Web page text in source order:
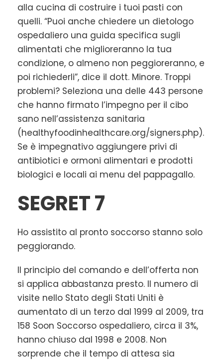
alla cucina di costruire i tuoi pasti con
quelli. “Puoi anche chiedere un dietologo
ospedaliero una guida specifica sugli
alimentati che miglioreranno la tua
condizione, o almeno non peggioreranno, e
poi richiederli”, dice il dott. Minore. Troppi
problemi? Seleziona una delle 443 persone
che hanno firmato l’impegno per il cibo
sano nell’assistenza sanitaria
(healthyfoodinhealthcare.org/signers.php).
Se è impegnativo aggiungere privi di
antibiotici e ormoni alimentari e prodotti
biologici e locali ai menu del pappagallo.
SEGRET 7
Ho assistito al pronto soccorso stanno solo
peggiorando.
Il principio del comando e dell’offerta non
si applica abbastanza presto. Il numero di
visite nello Stato degli Stati Uniti è
aumentato di un terzo dal 1999 al 2009, tra
158 Soon Soccorso ospedaliero, circa il 3%,
hanno chiuso dal 1998 e 2008. Non
sorprende che il tempo di attesa sia